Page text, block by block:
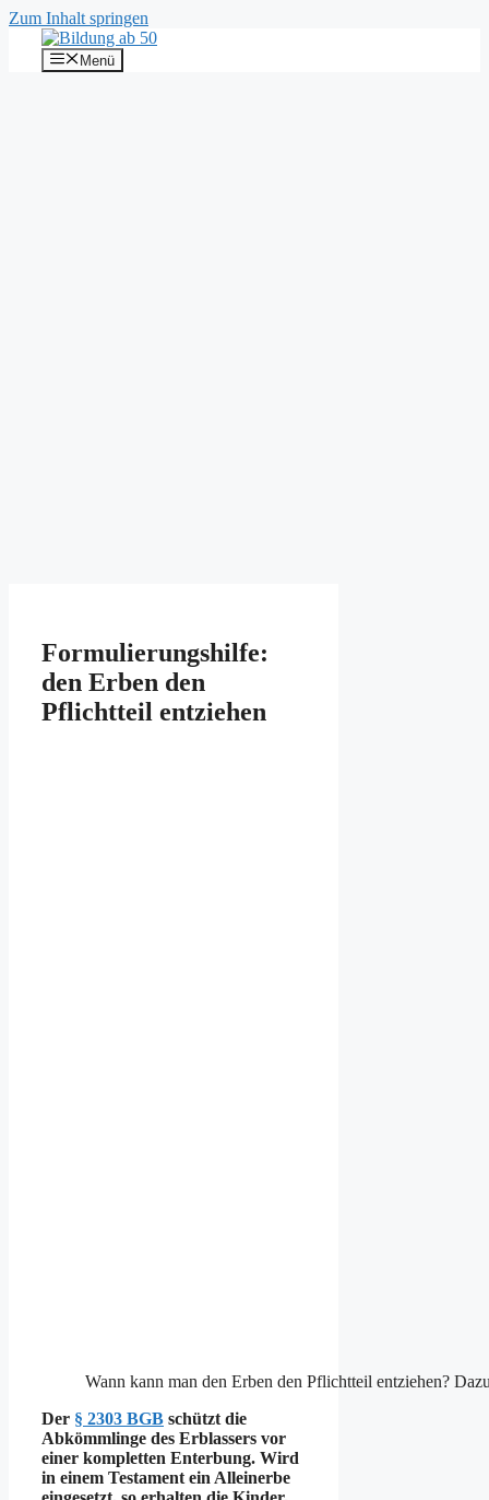
Zum Inhalt springen
Menü
Formulierungshilfe:
den Erben den
Pflichtteil entziehen
Wann kann man den Erben den Pflichtteil entziehen?
Der § 2303 BGB schützt die
Abkömmlinge des Erblassers vor
einer kompletten Enterbung. Wird
in einem Testament ein Alleinerbe